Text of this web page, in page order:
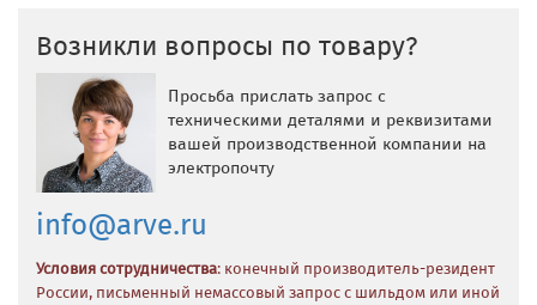
Возникли вопросы по товару?
Просьба прислать запрос с
техническими деталями и реквизитами
вашей производственной компании на
электропочту
info@arve.ru
Условия сотрудничества: конечный производитель-резидент
России, письменный немассовый запрос с шильдом или иной